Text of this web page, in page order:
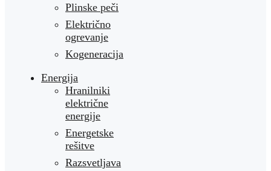
Plinske peči
Električno
ogrevanje
Kogeneracija
Energija
Hranilniki
električne
energije
Energetske
rešitve
Razsvetljava